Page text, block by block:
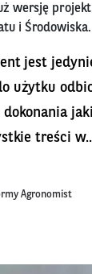
wersję
i Środowiska.
jest
użytku
dokonania
treści
Agronomist